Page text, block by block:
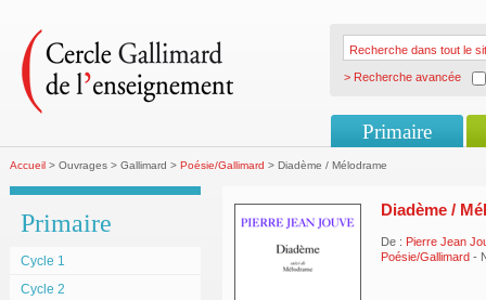
> Recherche avancée
Primaire
Accueil > Ouvrages > Gallimard > Poésie/Gallimard > Diadème / Mélodrame
Primaire
Cycle 1
Cycle 2
Diadème /
De : Pierre Jean
Poésie/Gallimard -